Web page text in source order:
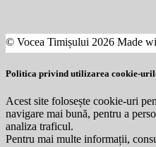
© Vocea Timișului 2026 Made
Politica privind utilizarea cookie-
Acest site folosește cookie-uri
navigare mai bună, pentru a
analiza traficul.
Pentru mai multe informații,